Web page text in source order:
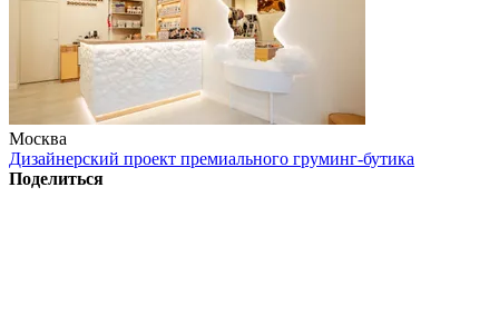
Москва
Дизайнерский проект премиального груминг-бутика
Поделиться